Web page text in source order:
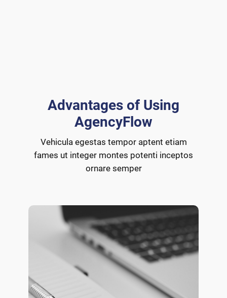
Advantages of Using
AgencyFlow
Vehicula egestas tempor aptent etiam
fames ut integer montes potenti inceptos
ornare semper